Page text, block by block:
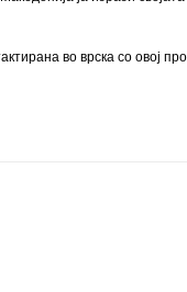
во врска со овој